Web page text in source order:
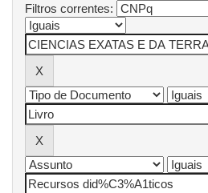
Filtros correntes: